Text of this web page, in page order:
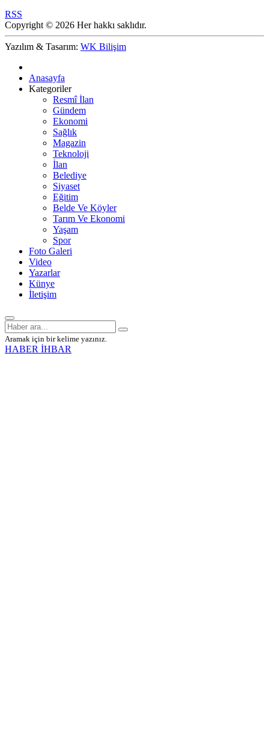
RSS
Copyright © 2026 Her hakkı saklıdır.
Yazılım & Tasarım: WK Bilişim
Anasayfa
Kategoriler
Resmî İlan
Gündem
Ekonomi
Sağlık
Magazin
Teknoloji
İlan
Belediye
Siyaset
Eğitim
Belde Ve Köyler
Tarım Ve Ekonomi
Yaşam
Spor
Foto Galeri
Video
Yazarlar
Künye
İletişim
Aramak için bir kelime yazınız.
HABER İHBAR